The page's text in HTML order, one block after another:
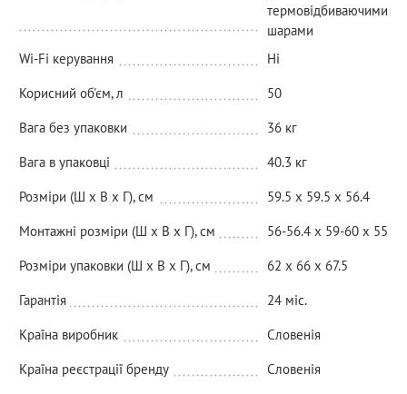
термовідбиваючими
шарами
Wi-Fi керування
Ні
Корисний об'єм, л
50
Вага без упаковки
36 кг
Вага в упаковці
40.3 кг
Розміри (Ш х В х Г), см
59.5 x 59.5 x 56.4
Монтажні розміри (Ш х В х Г), см
56-56.4 х 59-60 х 55
Розміри упаковки (Ш х В х Г), см
62 х 66 х 67.5
Гарантія
24 міс.
Країна виробник
Словенія
Країна реєстрації бренду
Словенія